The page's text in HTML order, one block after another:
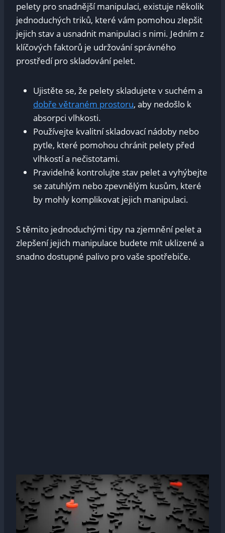
pelety pro snadnější manipulaci, existuje několik
jednoduchých triků, které vám pomohou zlepšit
jejich stav a usnadnit manipulaci s nimi. Jedním z
klíčových faktorů je udržování správného
prostředí pro skladování pelet.
Ujistěte se, že pelety skladujete v suchém a
dobře větraném prostoru, aby nedošlo k
absorpci vlhkosti.
Používejte kvalitní skladovací nádoby nebo
pytle, které pomohou chránit pelety před
vlhkostí a nečistotami.
Pravidelně kontrolujte stav pelet a vyhýbejte
se zatuhlým nebo zpevnělým kusům, které
by mohly komplikovat jejich manipulaci.
S těmito jednoduchými tipy na zjemnění pelet a
zlepšení jejich manipulace budete mít uklizené a
snadno dostupné palivo pro vaše spotřebiče.